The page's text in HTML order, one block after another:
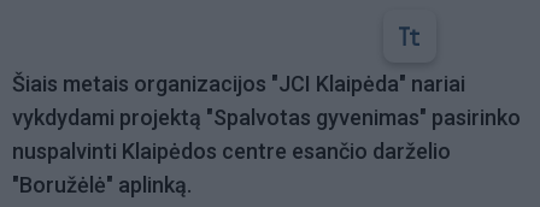
Šiais metais organizacijos "JCI Klaipėda" nariai
vykdydami projektą "Spalvotas gyvenimas" pasirinko
nuspalvinti Klaipėdos centre esančio darželio
"Boružėlė" aplinką.